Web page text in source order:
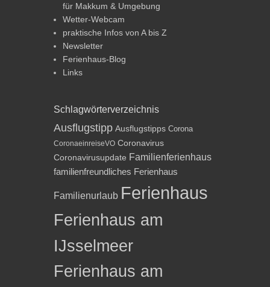
für Makkum & Umgebung
Wetter-Webcam
praktische Infos von A bis Z
Newsletter
Ferienhaus-Blog
Links
Schlagwörterverzeichnis
Ausflugstipp Ausflugstipps Corona
CoronaeinreiseVO Coronavirus
Coronavirusupdate Familienferienhaus
familienfreundliches Ferienhaus
Familienurlaub Ferienhaus
Ferienhaus am
IJsselmeer
Ferienhaus am